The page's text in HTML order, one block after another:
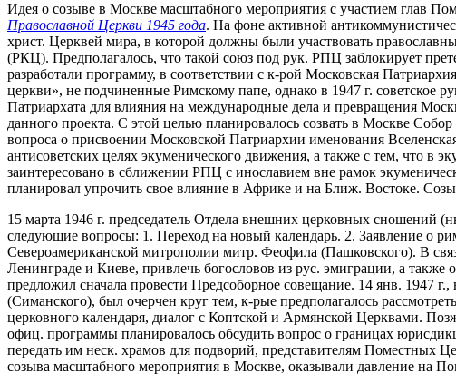
Идея о созыве в Москве масштабного мероприятия с участием глав
Православной Церкви 1945 года. На фоне активной
христ. Церквей мира, в которой должны были участвовать
(РКЦ). Предполагалось, что такой союз под рук. РПЦ заблокирует
разработали программу, в соответствии с к-рой Московская
церкви», не подчиненные Римскому папе, однако в 1947 г. советское
Патриархата для влияния на международные дела и превращения
данного проекта. С этой целью планировалось созвать в Москве
вопроса о присвоении Московской Патриархии именования
антисоветских целях экуменического движения, а также с тем, что в
заинтересовано в сближении РПЦ с инославием вне рамок
планировал упрочить свое влияние в Африке и на Ближ. Востоке.
15 марта 1946 г. председатель Отдела внешних церковных сношений
следующие вопросы: 1. Переход на новый календарь. 2. Заявление о
Североамериканской митрополии митр. Феофила (Пашковского). В
Ленинграде и Киеве, привлечь богословов из рус. эмиграции, а
предложил сначала провести Предсоборное совещание. 14 янв. 1947
(Симанского), был очерчен круг тем, к-рые предполагалось
церковного календаря, диалог с Коптской и Армянской Церквами.
офиц. программы планировалось обсудить вопрос о границах
передать им неск. храмов для подворий, представителям Поместных
созыва масштабного мероприятия в Москве, оказывали давление на